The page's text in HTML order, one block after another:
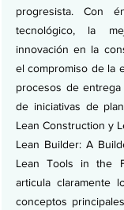
progresista. Con
tecnológico, la
innovación en la
el compromiso de la
procesos de
de iniciativas de
Lean Construction y
Lean Builder: A
Lean Tools in the
articula claramente
conceptos